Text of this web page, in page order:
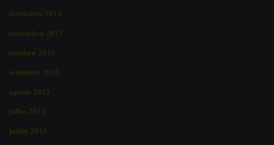
dezembro 2015
novembro 2015
outubro 2015
setembro 2015
agosto 2015
julho 2015
junho 2015